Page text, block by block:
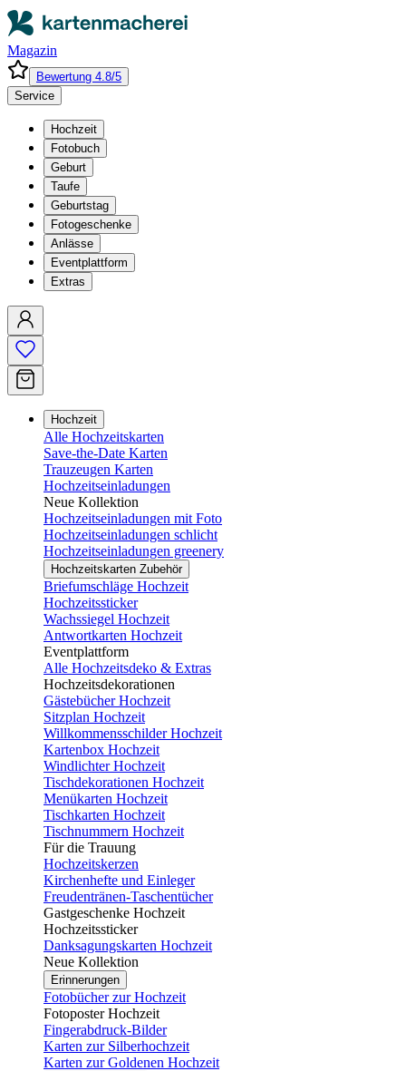
Magazin
Bewertung 4.8/5
Service
Hochzeit
Fotobuch
Geburt
Taufe
Geburtstag
Fotogeschenke
Anlässe
Eventplattform
Extras
Hochzeit
Alle Hochzeitskarten
Save-the-Date Karten
Trauzeugen Karten
Hochzeitseinladungen
Neue Kollektion
Hochzeitseinladungen mit Foto
Hochzeitseinladungen schlicht
Hochzeitseinladungen greenery
Hochzeitskarten Zubehör
Briefumschläge Hochzeit
Hochzeitssticker
Wachssiegel Hochzeit
Antwortkarten Hochzeit
Eventplattform
Alle Hochzeitsdeko & Extras
Hochzeitsdekorationen
Gästebücher Hochzeit
Sitzplan Hochzeit
Willkommensschilder Hochzeit
Kartenbox Hochzeit
Windlichter Hochzeit
Tischdekorationen Hochzeit
Menükarten Hochzeit
Tischkarten Hochzeit
Tischnummern Hochzeit
Für die Trauung
Hochzeitskerzen
Kirchenhefte und Einleger
Freudentränen-Taschentücher
Gastgeschenke Hochzeit
Hochzeitssticker
Danksagungskarten Hochzeit
Neue Kollektion
Erinnerungen
Fotobücher zur Hochzeit
Fotoposter Hochzeit
Fingerabdruck-Bilder
Karten zur Silberhochzeit
Karten zur Goldenen Hochzeit